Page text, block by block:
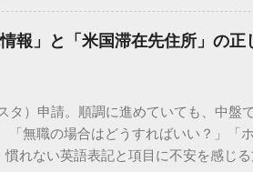
障省が管理するシステムです。入力
が大原則 ESTA申請の最も重要なポ
しかし、日本のパスポートの「本籍
。一方、ESTAの項目には「出生した
字で入力します。 例：新宿区 →
：隠岐郡海士町 → AMA または AMA-
（ハイフン以下なし）でも問題なく受
報」と「米国滞在先住所」の正
タ）申請。順調に進めていても、中盤
「無職の場合はどうすればいい？」「
れない英語表記と項目に不安を感じ